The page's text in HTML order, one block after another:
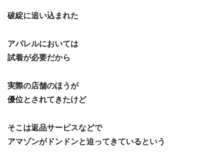
破綻に追い込まれた
アパレルにおいては
試着が必要だから
実際の店舗のほうが
優位とされてきたけど
そこは返品サービスなどで
アマゾンがドンドンと迫ってきているという